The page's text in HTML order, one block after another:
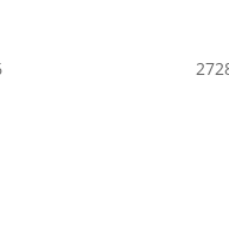
27